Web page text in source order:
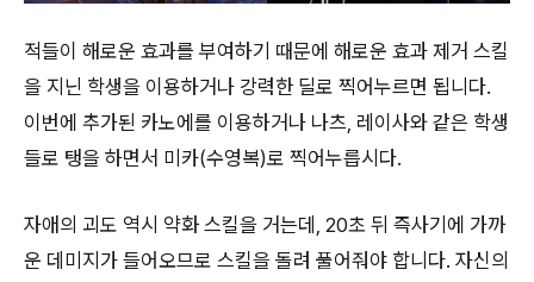
적들이 해로운 효과를 부여하기 때문에 해로운 효과 제거 스킬
을 지닌 학생을 이용하거나 강력한 딜로 찍어누르면 됩니다.
이번에 추가된 카노에를 이용하거나 나츠, 레이사와 같은 학생
들로 탱을 하면서 미카(수영복)로 찍어누릅시다.
자애의 괴도 역시 약화 스킬을 거는데, 20초 뒤 즉사기에 가까
운 데미지가 들어오므로 스킬을 돌려 풀어줘야 합니다. 자신의